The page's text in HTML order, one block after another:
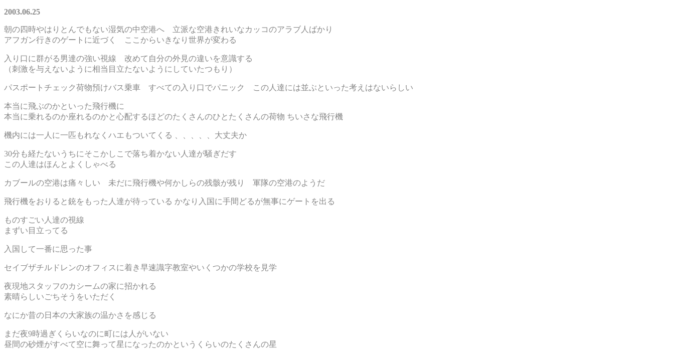
2003.06.25
朝の四時やはりとんでもない湿気の中空港へ 立派な空港きれいなカッコのアラブ人ばかり
アフガン行きのゲートに近づく ここからいきなり世界が変わる
入り口に群がる男達の強い視線 改めて自分の外見の違いを意識する
（刺激を与えないように相当目立たないようにしていたつもり）
パスポートチェック荷物預けバス乗車 すべての入り口でパニック この人達には並ぶといった考えはないらしい
本当に飛ぶのかといった飛行機に
本当に乗れるのか座れるのかと心配するほどのたくさんのひとたくさんの荷物 ちいさな飛行機
機内には一人に一匹もれなくハエもついてくる 、、、、、大丈夫か
30分も経たないうちにそこかしこで落ち着かない人達が騒ぎだす
この人達はほんとよくしゃべる
カブールの空港は痛々しい 未だに飛行機や何かしらの残骸が残り 軍隊の空港のようだ
飛行機をおりると銃をもった人達が待っている かなり入国に手間どるが無事にゲートを出る
ものすごい人達の視線
まずい目立ってる
入国して一番に思った事
セイブザチルドレンのオフィスに着き早速識字教室やいくつかの学校を見学
夜現地スタッフのカシームの家に招かれる
素晴らしいごちそうをいただく
なにか昔の日本の大家族の温かさを感じる
まだ夜9時過ぎくらいなのに町には人がいない
昼間の砂煙がすべて空に舞って星になったのかというくらいのたくさんの星